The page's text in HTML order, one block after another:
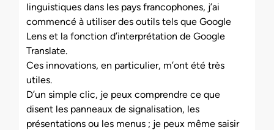
linguistiques dans les pays francophones, j’ai
commencé à utiliser des outils tels que Google
Lens et la fonction d’interprétation de Google
Translate.
Ces innovations, en particulier, m’ont été très
utiles.
D’un simple clic, je peux comprendre ce que
disent les panneaux de signalisation, les
présentations ou les menus ; je peux même saisir